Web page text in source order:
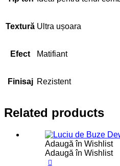
Textură Ultra ușoara
Efect Matifiant
Finisaj Rezistent
Related products
Adaugă în Wishlist
Adaugă în Wishlist